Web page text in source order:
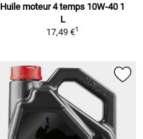
Huile moteur 4 temps 10W-40 1
L
17,49 €1